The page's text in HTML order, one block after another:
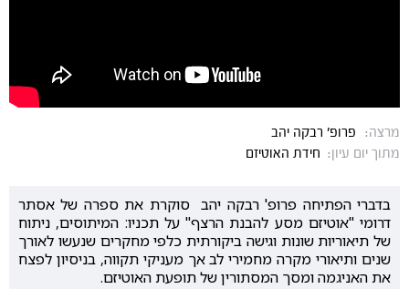
מרצה:
פרופ' רבקה יהב
מתוך יום עיון: חידת האוטיזם
בדברי הפתיחה פרופ' רבקה יהב סוקרת את ספרה של אסתר
דרומי "אוטיזם מסע להבנת הרצף" על תכניו: המיתוסים, ניתוח
של תיאוריות שונות וגישה ביקורתית כלפי מחקרים שנעשו לאורך
שנים ותיאורי מקרה מחמירי לב אך מעניקי תקווה, בניסיון לפצח
את האניגמה ומסך המסתורין של תופעת האוטיזם.